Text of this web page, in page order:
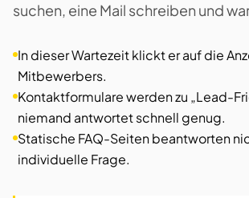
suchen, eine Mail schreiben und
In dieser Wartezeit klickt er auf die
Mitbewerbers.
Kontaktformulare werden zu „Lead-
niemand antwortet schnell genug.
Statische FAQ-Seiten beantworten
individuelle Frage.